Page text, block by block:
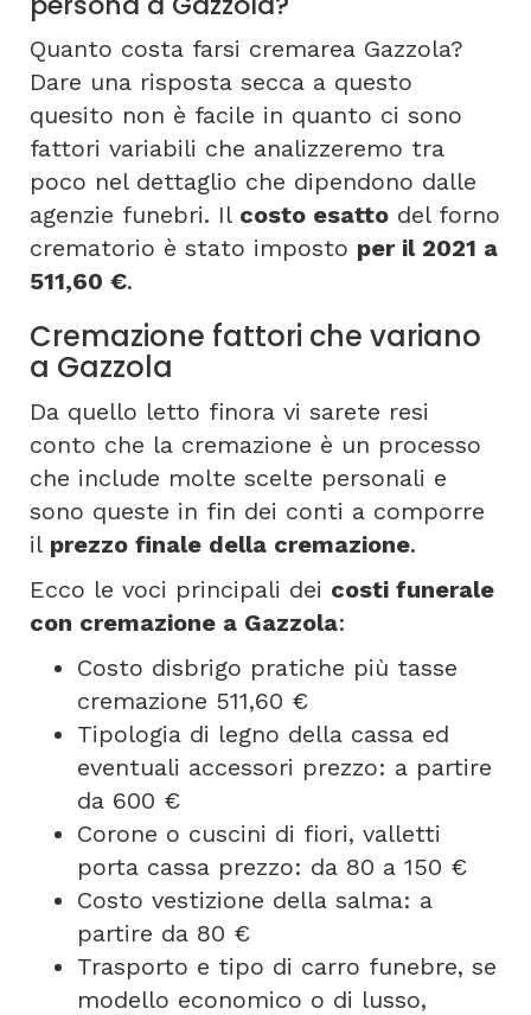
Quanto costa farsi cremarea Gazzola?
Dare una risposta secca a questo
quesito non è facile in quanto ci sono
fattori variabili che analizzeremo tra
poco nel dettaglio che dipendono dalle
agenzie funebri. Il costo esatto del forno
crematorio è stato imposto per il 2021 a
511,60 €.
Cremazione fattori che variano
a Gazzola
Da quello letto finora vi sarete resi
conto che la cremazione è un processo
che include molte scelte personali e
sono queste in fin dei conti a comporre
il prezzo finale della cremazione.
Ecco le voci principali dei costi funerale
con cremazione a Gazzola:
Costo disbrigo pratiche più tasse
cremazione 511,60 €
Tipologia di legno della cassa ed
eventuali accessori prezzo: a partire
da 600 €
Corone o cuscini di fiori, valletti
porta cassa prezzo: da 80 a 150 €
Costo vestizione della salma: a
partire da 80 €
Trasporto e tipo di carro funebre, se
modello economico o di lusso,